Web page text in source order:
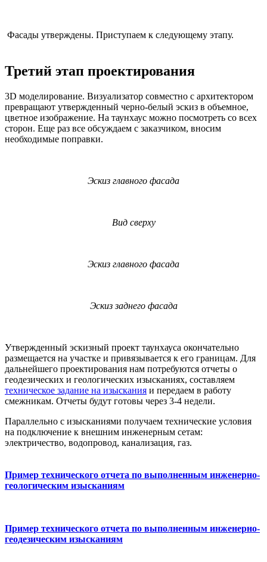
Фасады утверждены. Приступаем к следующему этапу.
Третий этап проектирования
3D моделирование. Визуализатор совместно с архитектором
превращают утвержденный черно-белый эскиз в объемное,
цветное изображение. На таунхаус можно посмотреть со всех
сторон. Еще раз все обсуждаем с заказчиком, вносим
необходимые поправки.
Эскиз главного фасада
Вид сверху
Эскиз главного фасада
Эскиз заднего фасада
Утвержденный эскизный проект таунхауса окончательно
размещается на участке и привязывается к его границам. Для
дальнейшего проектирования нам потребуются отчеты о
геодезических и геологических изысканиях, составляем
техническое задание на изыскания и передаем в работу
смежникам. Отчеты будут готовы через 3-4 недели.
Параллельно с изысканиями получаем технические условия
на подключение к внешним инженерным сетам:
электричество, водопровод, канализация, газ.
Пример технического отчета по выполненным инженерно-
геологическим изысканиям
Пример технического отчета по выполненным инженерно-
геодезическим изысканиям